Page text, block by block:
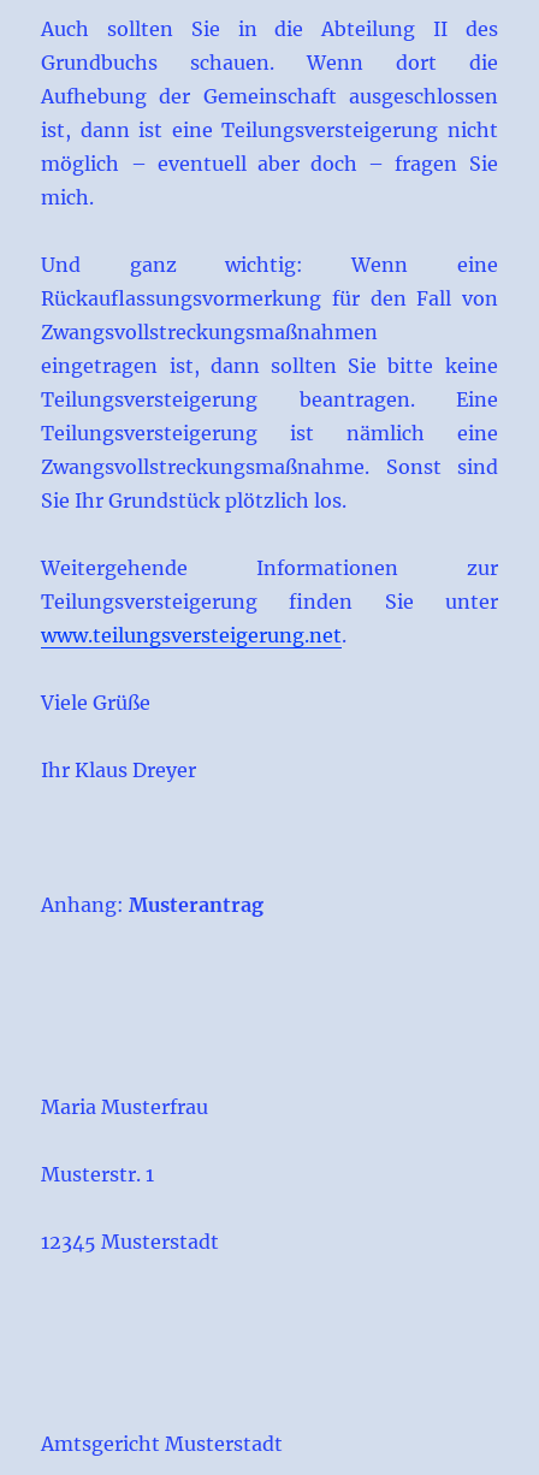
Auch sollten Sie in die Abteilung II des
Grundbuchs schauen. Wenn dort die
Aufhebung der Gemeinschaft ausgeschlossen
ist, dann ist eine Teilungsversteigerung nicht
möglich – eventuell aber doch – fragen Sie
mich.
Und ganz wichtig: Wenn eine
Rückauflassungsvormerkung für den Fall von
Zwangsvollstreckungsmaßnahmen
eingetragen ist, dann sollten Sie bitte keine
Teilungsversteigerung beantragen. Eine
Teilungsversteigerung ist nämlich eine
Zwangsvollstreckungsmaßnahme. Sonst sind
Sie Ihr Grundstück plötzlich los.
Weitergehende Informationen zur
Teilungsversteigerung finden Sie unter
www.teilungsversteigerung.net.
Viele Grüße
Ihr Klaus Dreyer
Anhang:Musterantrag
Maria Musterfrau
Musterstr. 1
12345 Musterstadt
Amtsgericht Musterstadt